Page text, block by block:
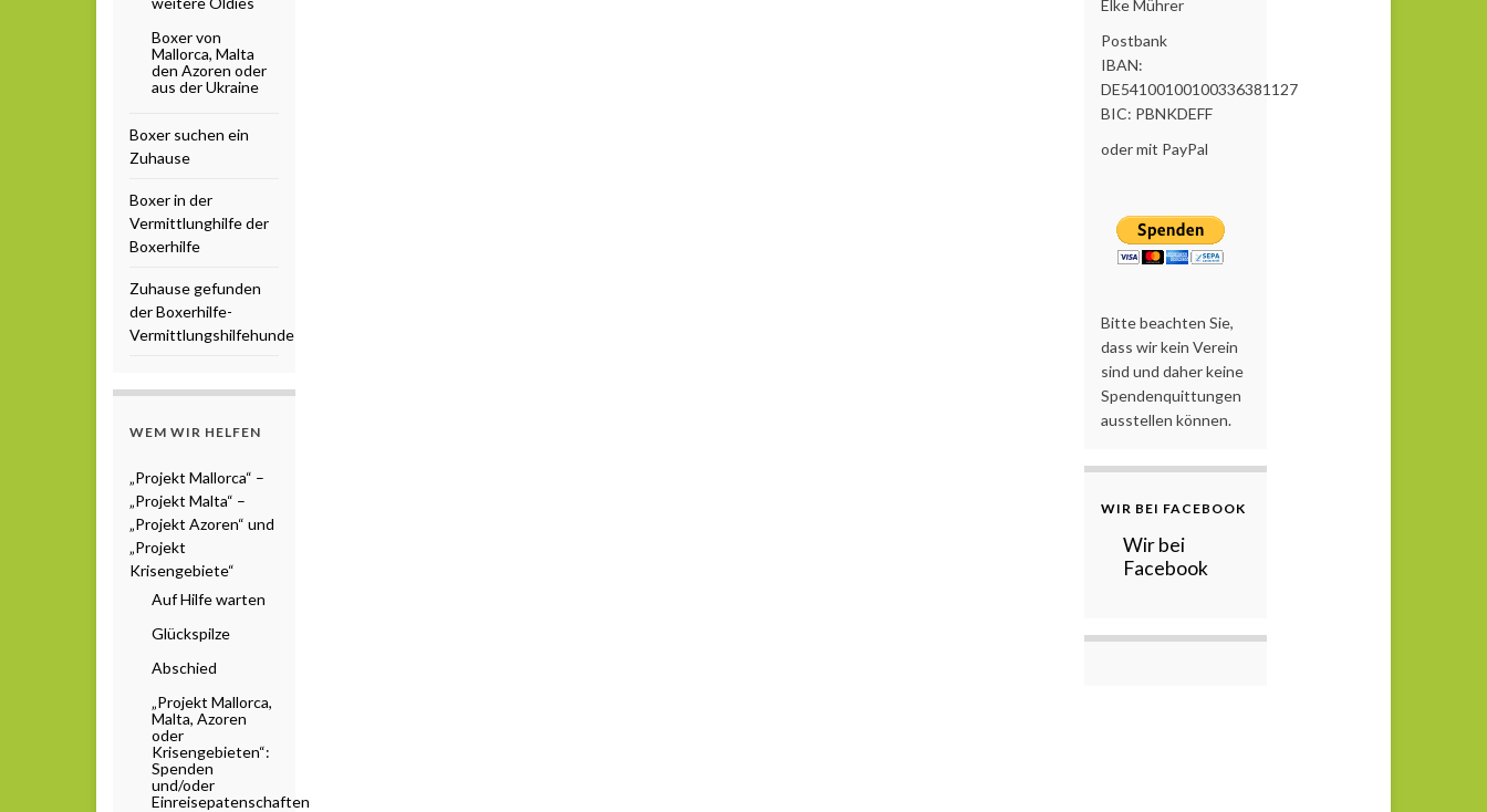
Boxer von
Mallorca, Malta
den Azoren oder
aus der Ukraine
Boxer suchen ein
Zuhause
Boxer in der
Vermittlunghilfe der
Boxerhilfe
Zuhause gefunden
der Boxerhilfe-
Vermittlungshilfehunde
WEM WIR HELFEN
„Projekt Mallorca“ –
„Projekt Malta“ –
„Projekt Azoren“ und
„Projekt
Krisengebiete“
Auf Hilfe warten
Glückspilze
Abschied
„Projekt Mallorca,
Malta, Azoren
oder
Krisengebieten“:
Spenden
und/oder
Einreisepatenschaften
Elke Mührer
Postbank
IBAN:
DE54100100100336381127
BIC: PBNKDEFF
oder mit PayPal
Bitte beachten Sie,
dass wir kein Verein
sind und daher keine
Spendenquittungen
ausstellen können.
WIR BEI FACEBOOK
Wir bei
Facebook